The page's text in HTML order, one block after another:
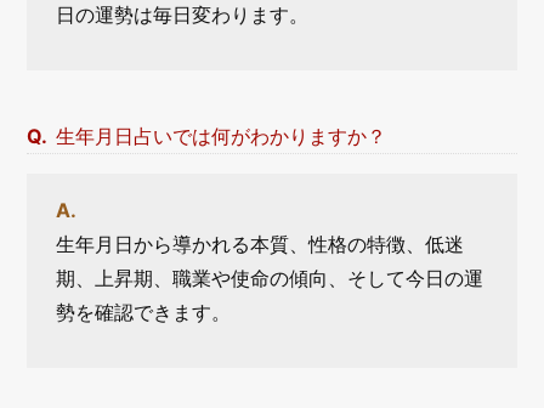
日の運勢は毎日変わります。
生年月日占いでは何がわかりますか？
生年月日から導かれる本質、性格の特徴、低迷
期、上昇期、職業や使命の傾向、そして今日の運
勢を確認できます。